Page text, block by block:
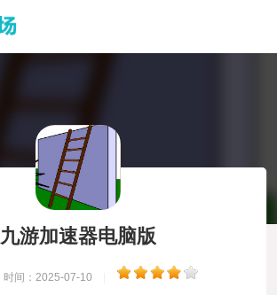
九游加速器电脑版
时间：2025-07-10